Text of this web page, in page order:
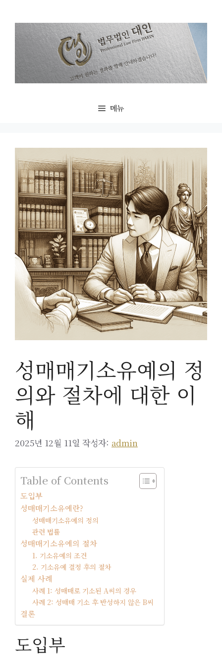
메뉴
성매매기소유예의 정
의와 절차에 대한 이
해
2025년 12월 11일 작성자: admin
Table of Contents
도입부
성매매기소유예란?
성매매기소유예의 정의
관련 법률
성매매기소유예의 절차
1. 기소유예의 조건
2. 기소유예 결정 후의 절차
실제 사례
사례 1: 성매매로 기소된 A씨의 경우
사례 2: 성매매 기소 후 반성하지 않은 B씨
결론
도입부